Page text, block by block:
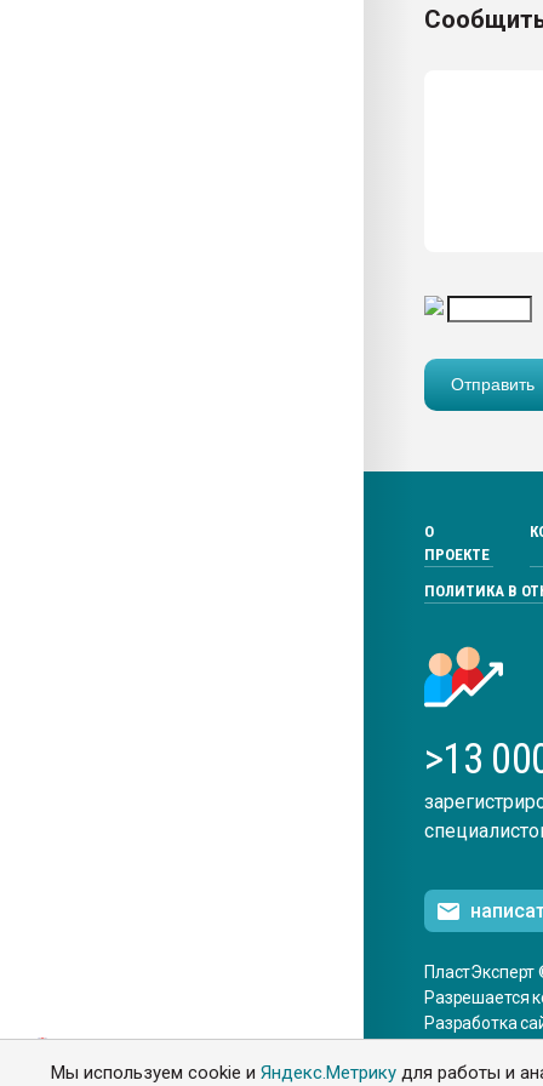
Мы используем cookie иЯндекс.Метрику для работы и
О
ПРОЕКТЕ
ПОЛИТИКА В
>13
Разрешается
Разработка